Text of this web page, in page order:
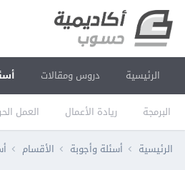
الرئيسية دروس ومقالات
البرمجة ريادة الأعمال العمل
الرئيسية أسئلة وأجوبة الأقسام